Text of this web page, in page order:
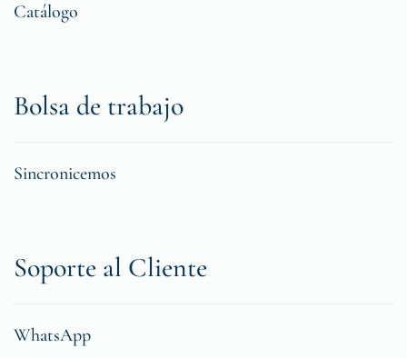
Catálogo
Bolsa de trabajo
Sincronicemos
Soporte al Cliente
WhatsApp